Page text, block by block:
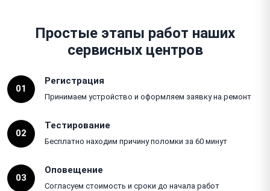
Простые этапы работ наших
сервисных центров
01
Регистрация
Принимаем устройство и оформляем заявку на ремонт
02
Тестирование
Бесплатно находим причину поломки за 60 минут
03
Оповещение
Согласуем стоимость и сроки до начала работ